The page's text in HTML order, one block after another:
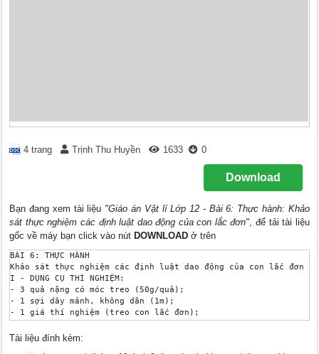
4 trang Trịnh Thu Huyền 1633 0
Download
Bạn đang xem tài liệu "Giáo án Vật lí Lớp 12 - Bài 6: Thực hành: Khảo
sát thực nghiệm các định luật dao động của con lắc đơn", để tải tài liệu
gốc về máy bạn click vào nút DOWNLOAD ở trên
BÀI 6: THỰC HÀNH
Khảo sát thực nghiệm các định luật dao động của con lắc đơn
I - DỤNG CỤ THÍ NGHIỆM:
- 3 quả nặng có móc treo (50g/quả);
- 1 sợi dây mảnh, không dãn (1m);
- 1 giá thí nghiệm (treo con lắc đơn);
- 1 thước đo (khoảng 500mm);
Tài liệu đính kèm: